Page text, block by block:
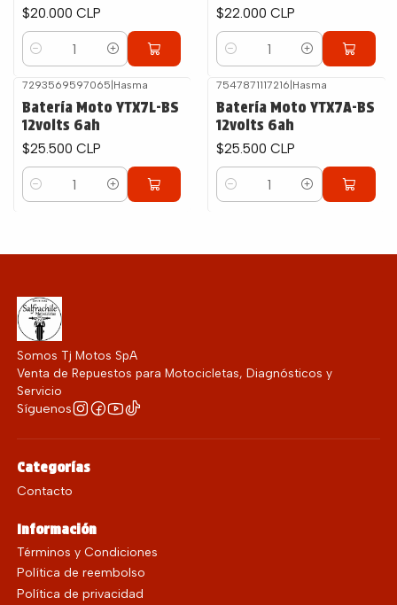
$20.000 CLP
Cantidad
$22.000 CLP
Cantidad
7293569597065 Hasma
Batería Moto YTX7L-BS
12volts 6ah
$25.500 CLP
Cantidad
7547871117216 Hasma
Batería Moto YTX7A-BS
12volts 6ah
$25.500 CLP
Cantidad
Somos Tj Motos SpA
Venta de Repuestos para Motocicletas, Diagnósticos y
Servicio
Síguenos
Categorías
Contacto
Información
Términos y Condiciones
Política de reembolso
Política de privacidad